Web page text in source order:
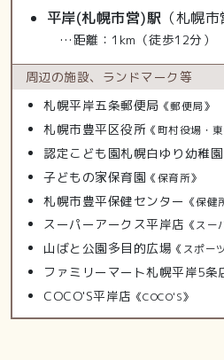
平岸(札幌市営)駅 （札幌
…距離：1km（徒歩12分）
周辺の施設、 ランドマーク等
札幌平岸五条郵便局 《郵便局》
札幌市豊平区役所 《町村役場・
認定こども園札幌白ゆり幼稚園
子どもの家保育園 《保育所》
札幌市豊平保健センター 《保健
スーパーアークス平岸店 《スー
山ばと公園多目的広場 《スポー
ファミリーマート札幌平岸5条
COCO'S平岸店 《COCO'S》